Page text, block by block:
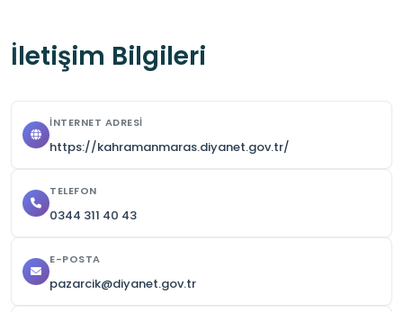
İletişim Bilgileri
İNTERNET ADRESI
https://kahramanmaras.diyanet.gov.tr/
TELEFON
0344 311 40 43
E-POSTA
pazarcik@diyanet.gov.tr